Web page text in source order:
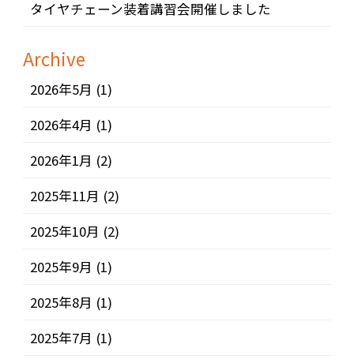
タイヤチェーン装着講習会開催しました
Archive
2026年5月 (1)
2026年4月 (1)
2026年1月 (2)
2025年11月 (2)
2025年10月 (2)
2025年9月 (1)
2025年8月 (1)
2025年7月 (1)